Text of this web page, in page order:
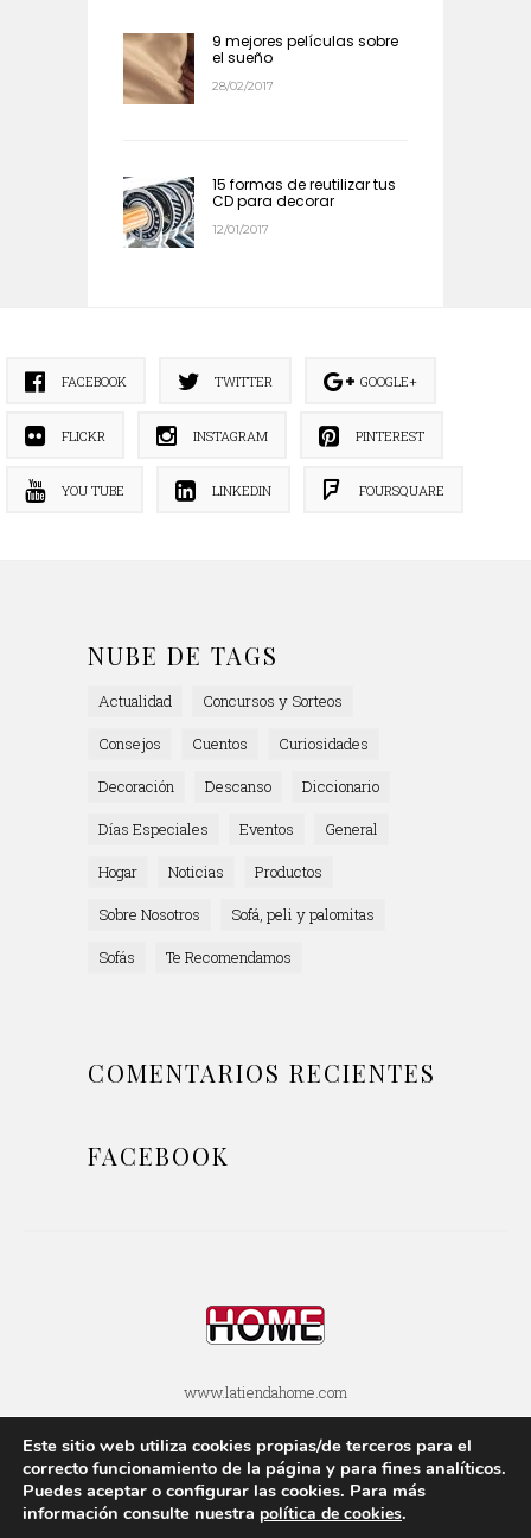
9 mejores películas sobre
el sueño
28/02/2017
15 formas de reutilizar tus
CD para decorar
12/01/2017
FACEBOOK TWITTER GOOGLE+
FLICKR INSTAGRAM PINTEREST
YOU TUBE LINKEDIN FOURSQUARE
NUBE DE TAGS
Actualidad
Concursos y Sorteos
Consejos
Cuentos
Curiosidades
Decoración
Descanso
Diccionario
Días Especiales
Eventos
General
Hogar
Noticias
Productos
Sobre Nosotros
Sofá, peli y palomitas
Sofás
Te Recomendamos
COMENTARIOS RECIENTES
FACEBOOK
www.latiendahome.com
POLÍTICA DE COOKIES
POLÍTICA DE PRIVACIDAD
AVISOS LEGALES
SOBRE ESTE BLOG
Este sitio web utiliza cookies propias/de terceros para el
correcto funcionamiento de la página y para fines analí­ticos.
Puedes aceptar o configurar las cookies. Para más
información consulte nuestra polí­tica de cookies.